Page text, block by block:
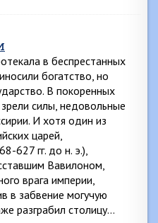
в беспрестанных
богатство, но
В покоренных
силы, недовольные
И хотя один из
царей,
627 гг. до н. э.),
Вавилоном,
врага империи,
в забвение могучую
разграбил столицу…